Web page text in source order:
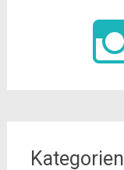
Kategorien